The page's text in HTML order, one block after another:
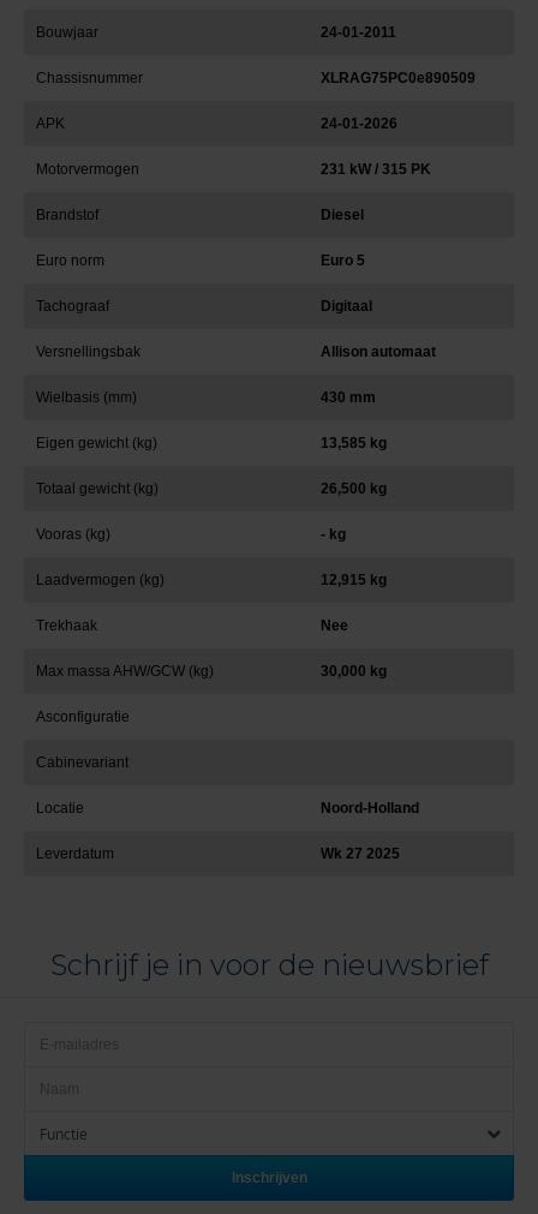
Bouwjaar 24-01-2011
Chassisnummer XLRAG75PC0e890509
APK 24-01-2026
Motorvermogen 231 kW / 315 PK
Brandstof Diesel
Euro norm Euro 5
Tachograaf Digitaal
Versnellingsbak Allison automaat
Wielbasis (mm) 430 mm
Eigen gewicht (kg) 13,585 kg
Totaal gewicht (kg) 26,500 kg
Vooras (kg) - kg
Laadvermogen (kg) 12,915 kg
Trekhaak Nee
Max massa AHW/GCW (kg) 30,000 kg
Asconfiguratie
Cabinevariant
Locatie Noord-Holland
Leverdatum Wk 27 2025
Schrijf je in voor de nieuwsbrief
Functie
Inschrijven